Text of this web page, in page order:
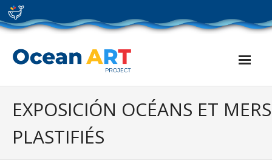
Skip
to
content
EXPOSICIÓN OCÉANS ET MERS
PLASTIFIÉS